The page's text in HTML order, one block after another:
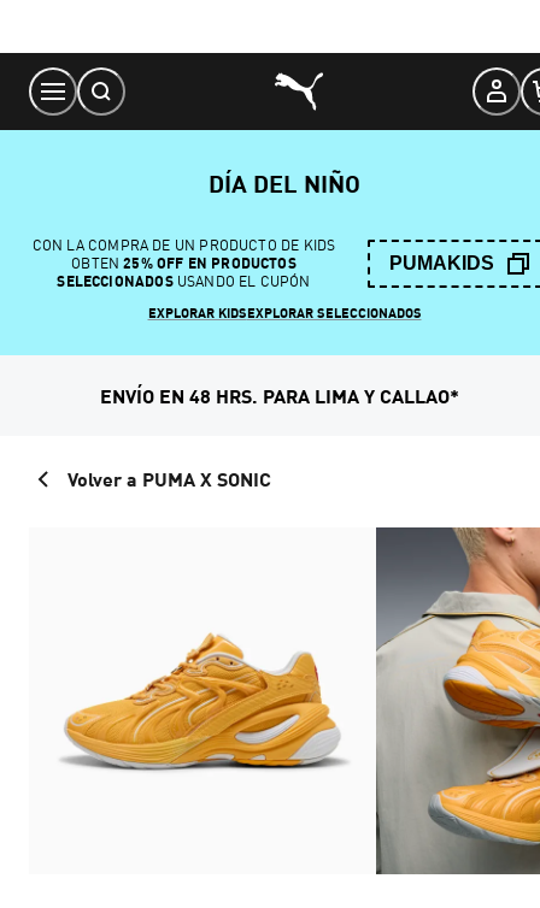
Content
DÍA DEL NIÑO
CON LA COMPRA DE UN PRODUCTO DE KIDS
OBTEN 25% OFF EN PRODUCTOS
SELECCIONADOSUSANDO EL CUPÓN
PUMAKIDS
EXPLORAR KIDSEXPLORAR SELECCIONADOS
ENVÍO EN 48 HRS. PARA LIMA Y CALLAO*
Volver a PUMA X SONIC